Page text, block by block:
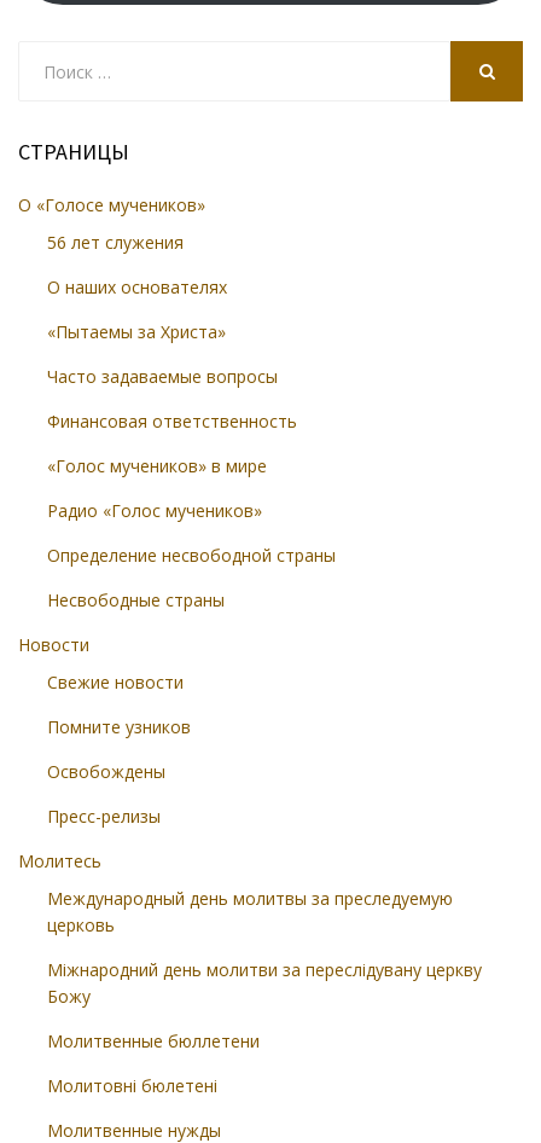
СТРАНИЦЫ
О «Голосе мучеников»
56 лет служения
О наших основателях
«Пытаемы за Христа»
Часто задаваемые вопросы
Финансовая ответственность
«Голос мучеников» в мире
Радио «Голос мучеников»
Определение несвободной страны
Несвободные страны
Новости
Свежие новости
Помните узников
Освобождены
Пресс-релизы
Молитесь
Международный день молитвы за преследуемую
церковь
Міжнародний день молитви за переслідувану церкву
Божу
Молитвенные бюллетени
Молитовні бюлетені
Молитвенные нужды